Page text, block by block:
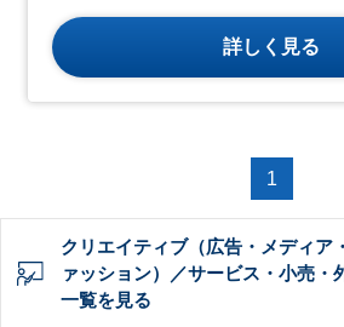
詳しく見る
1
クリエイティブ（広告・メディア
ァッション）／サービス・小売・
一覧を見る